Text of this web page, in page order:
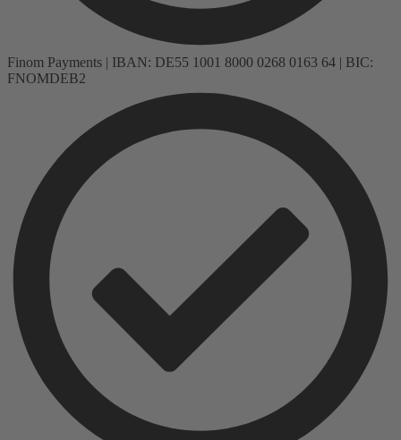
Finom Payments | IBAN: DE55 1001 8000 0268 0163 64 | BIC:
FNOMDEB2